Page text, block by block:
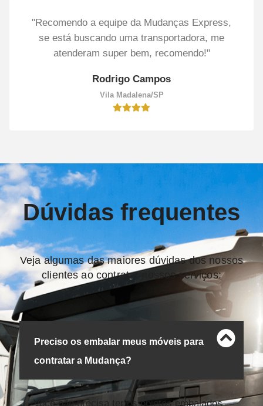
"Recomendo a equipe da Mudanças Express,
se está buscando uma transportadora, me
atenderam super bem, recomendo!"
Rodrigo Campos
Vila Madalena/SP
Dúvidas frequentes
Veja algumas das maiores dúvidas dos nossos
clientes ao contratar nossos serviços:
Preciso os embalar meus móveis para
contratar a Mudança?
Você não precisa ter os objetos embalados